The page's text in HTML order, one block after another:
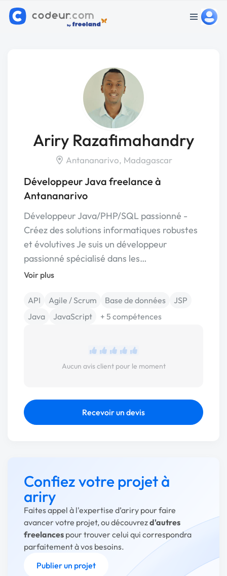
Ariry Razafimahandry
Antananarivo, Madagascar
Développeur Java freelance à
Antananarivo
Développeur Java/PHP/SQL passionné -
Créez des solutions informatiques robustes
et évolutives Je suis un développeur
passionné spécialisé dans les…
Voir plus
API Agile / Scrum Base de données
JSP
Java
JavaScript + 5 compétences
Aucun avis client pour le moment
Recevoir un devis
Confiez votre projet à
ariry
Faites appel à l'expertise d’ariry pour faire
avancer votre projet, ou découvrezd'autres
freelances pour trouver celui qui correspondra
parfaitement à vos besoins.
Publier un projet